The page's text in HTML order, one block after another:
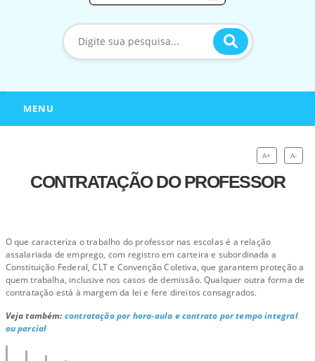
MENU
A+ A-
CONTRATAÇÃO DO PROFESSOR
O que caracteriza o trabalho do professor nas escolas é a relação
assalariada de emprego, com registro em carteira e subordinada a
Constituição Federal, CLT e Convenção Coletiva, que garantem proteção a
quem trabalha, inclusive nos casos de demissão. Qualquer outra forma de
contratação está à margem da lei e fere direitos consagrados.
Veja também: contratação por hora-aula e contrato por tempo integral
ou parcial